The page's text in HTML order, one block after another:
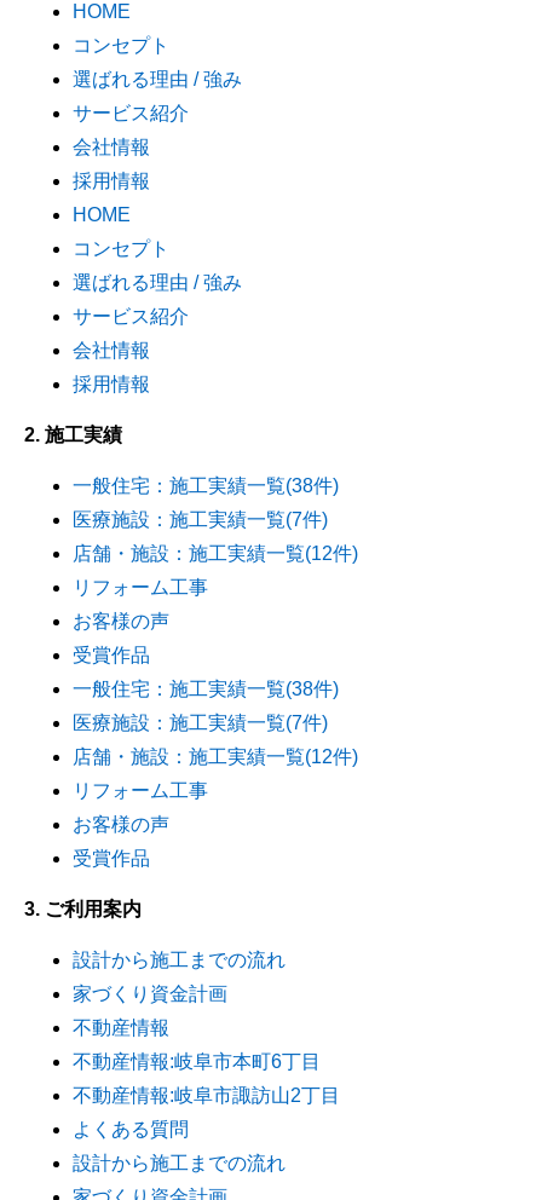
HOME
コンセプト
選ばれる理由 / 強み
サービス紹介
会社情報
採用情報
HOME
コンセプト
選ばれる理由 / 強み
サービス紹介
会社情報
採用情報
2. 施工実績
一般住宅：施工実績一覧(38件)
医療施設：施工実績一覧(7件)
店舗・施設：施工実績一覧(12件)
リフォーム工事
お客様の声
受賞作品
一般住宅：施工実績一覧(38件)
医療施設：施工実績一覧(7件)
店舗・施設：施工実績一覧(12件)
リフォーム工事
お客様の声
受賞作品
3. ご利用案内
設計から施工までの流れ
家づくり資金計画
不動産情報
不動産情報:岐阜市本町6丁目
不動産情報:岐阜市諏訪山2丁目
よくある質問
設計から施工までの流れ